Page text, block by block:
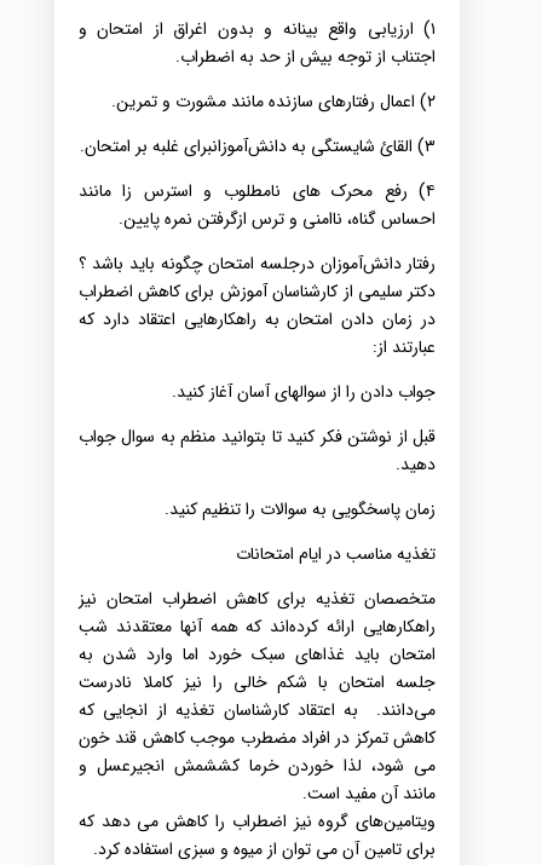
۱) ارزیابی‌ واقع بینانه‌ و بدون‌ اغراق‌ از امتحان و
اجتناب‌ از توجه‌ بیش از حد به‌ اضطراب.
‌۲) اعمال‌ رفتارهای‌ سازنده‌ مانند مشورت‌ و تمرین‌.
۳) ‌القائ‌ شایستگی‌ به‌ دانش‌آموزانبرای‌ غلبه‌ بر امتحان.
۴) رفع محرک‌ های‌ نامطلوب‌ و استرس‌ زا مانند
احساس‌ گناه‌، ناامنی‌ و ترس‌ ازگرفتن‌ نمره‌ پایین‌.‌
رفتار دانش‌آموزان درجلسه‌ امتحان چگونه‌ باید باشد ؟
دکتر سلیمی‌ از کارشناسان آموزش‌ برای‌ کاهش‌ اضطراب‌
در زمان دادن‌ امتحان به‌ راهکارهایی‌ اعتقاد دارد که‌
عبارتند از:
جواب‌ دادن‌ را از سوالهای‌ آسان آغاز کنید.
‌قبل‌ از نوشتن‌ فکر کنید تا بتوانید منظم‌ به‌ سوال‌ جواب‌
دهید.
‌زمان پاسخگویی‌ به‌ سوالات‌ را تنظیم‌ کنید.
تغذیه‌ مناسب‌ در ایام‌ امتحانات‌
متخصصان تغذیه‌ برای‌ کاهش‌ اضطراب‌ امتحان نیز
راهکارهایی‌ ارائه‌ کرده‌اند که‌ همه‌ آنها معتقدند شب‌
امتحان باید غذاهای‌ سبک‌ خورد اما وارد شدن‌ به‌
جلسه‌ امتحان با شکم‌ خالی‌ را نیز کاملا نادرست‌
می‌دانند. ‌ به‌ اعتقاد کارشناسان تغذیه‌‌ از انجایی‌ که‌
کاهش‌ تمرکز در افراد مضطرب‌‌ موجب‌ کاهش‌ قند خون‌
می‌ شود، لذا خوردن‌ خرما ‌کششمش‌‌ انجیرعسل‌ و
مانند آن مفید است‌.
ویتامین‌های‌ گروه‌ نیز اضطراب‌ را کاهش‌ می‌ دهد که‌
برای‌ تامین‌ آن می‌ توان از میوه‌ و سبزی‌ استفاده‌ کرد.